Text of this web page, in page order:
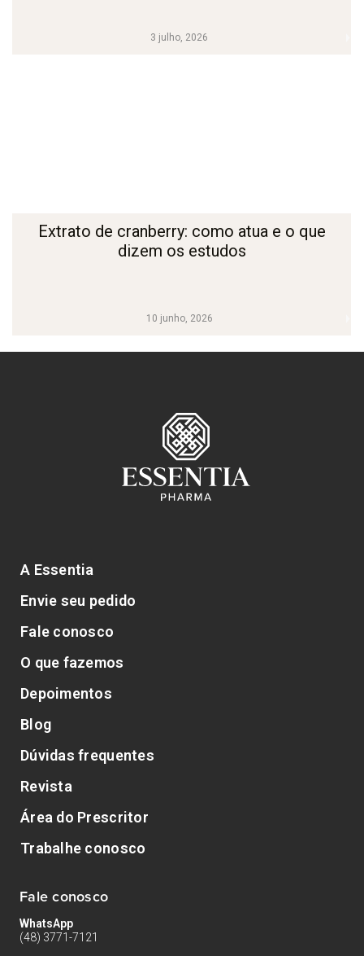
3 julho, 2026
10 junho, 2026
Extrato de cranberry: como atua e o que
dizem os estudos
A Essentia
Envie seu pedido
Fale conosco
O que fazemos
Depoimentos
Blog
Dúvidas frequentes
Revista
Área do Prescritor
Trabalhe conosco
Fale conosco
WhatsApp
(48) 3771-7121